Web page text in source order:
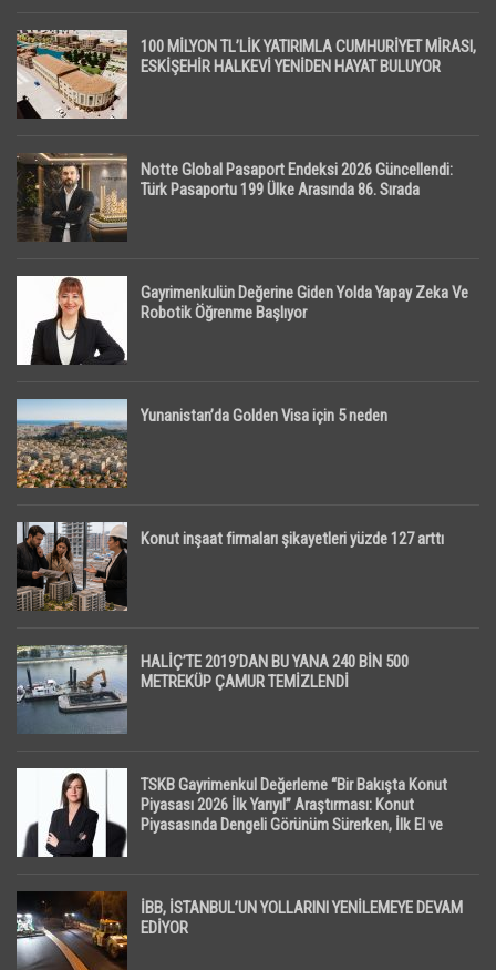
100 MİLYON TL’LİK YATIRIMLA CUMHURİYET MİRASI,
ESKİŞEHİR HALKEVİ YENİDEN HAYAT BULUYOR
Notte Global Pasaport Endeksi 2026 Güncellendi:
Türk Pasaportu 199 Ülke Arasında 86. Sırada
Gayrimenkulün Değerine Giden Yolda Yapay Zeka Ve
Robotik Öğrenme Başlıyor
Yunanistan’da Golden Visa için 5 neden
Konut inşaat firmaları şikayetleri yüzde 127 arttı
HALİÇ’TE 2019’DAN BU YANA 240 BİN 500
METREKÜP ÇAMUR TEMİZLENDİ
TSKB Gayrimenkul Değerleme “Bir Bakışta Konut
Piyasası 2026 İlk Yarıyıl” Araştırması: Konut
Piyasasında Dengeli Görünüm Sürerken, İlk El ve
İBB, İSTANBUL’UN YOLLARINI YENİLEMEYE DEVAM
EDİYOR